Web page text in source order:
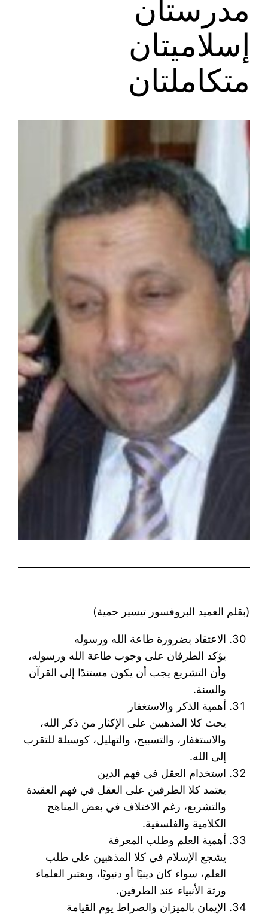
مدرستان
إسلاميتان
متكاملتان
(بقلم العميد البروفسور تيسير حمية)
الاعتقاد بضرورة طاعة الله ورسوله
يؤكد الطرفان على وجوب طاعة الله ورسوله،
وأن التشريع يجب أن يكون مستندًا إلى القرآن
والسنة.
أهمية الذكر والاستغفار
يحث كلا المذهبين على الإكثار من ذكر الله،
والاستغفار، والتسبيح، والتهليل، كوسيلة للتقرب
إلى الله.
استخدام العقل في فهم الدين
يعتمد كلا الطرفين على العقل في فهم العقيدة
والتشريع، رغم الاختلاف في بعض المناهج
الكلامية والفلسفية.
أهمية العلم وطلب المعرفة
يشجع الإسلام في كلا المذهبين على طلب
العلم، سواء كان دينيًا أو دنيويًا، ويعتبر العلماء
ورثة الأنبياء عند الطرفين.
الإيمان بالميزان والصراط يوم القيامة